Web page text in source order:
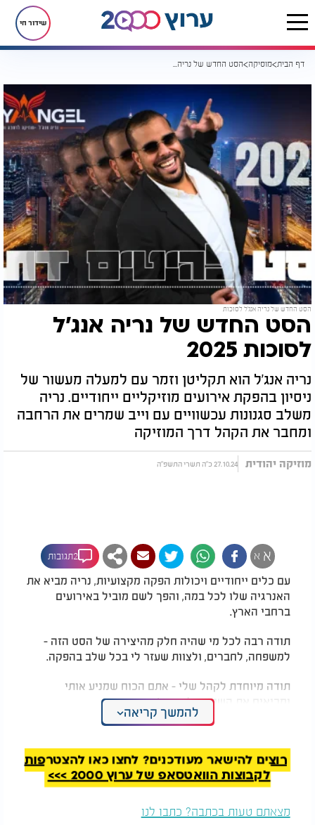
שידור חי
דף הבית מוסיקה הסט החדש של נריה אנג'ל לסוכות 2025
הסט החדש של נריה אנג'ל לסוכות
הסט החדש של נריה אנג'ל
לסוכות 2025
נריה אנג'ל הוא תקליטן וזמר עם למעלה מעשור של
ניסיון בהפקת אירועים מוזיקליים ייחודיים. נריה
משלב סגנונות עכשוויים עם וייב שמרים את הרחבה
ומחבר את הקהל דרך המוזיקה
מוזיקה יהודית 27.10.24 כ"ה תשרי התשפ"ה
א א 2תגובות
עם כלים ייחודיים ויכולות הפקה מקצועיות, נריה מביא את
האנרגיה שלו לכל במה, והפך לשם מוביל באירועים
ברחבי הארץ.
תודה רבה לכל מי שהיה חלק מהיצירה של הסט הזה -
למשפחה, לחברים, ולצוות שעזר לי בכל שלב בהפקה.
תודה מיוחדת לקהל שלי - אתם הכוח שמניע אותי
ומביאים את השמחה לרחבה!
תודה לכל מי שמפרגן ומשתף את הסט.
להמשך קריאה
רוצים להישאר מעודכנים? לחצו כאן להצטרפות
לקבוצות הוואטסאפ של ערוץ 2000 >>>
מצאתם טעות בכתבה? כתבו לנו